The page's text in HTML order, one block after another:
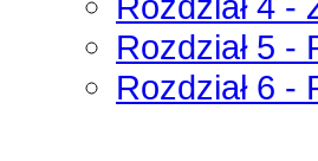
Rozdział 5
Rozdział 6 -